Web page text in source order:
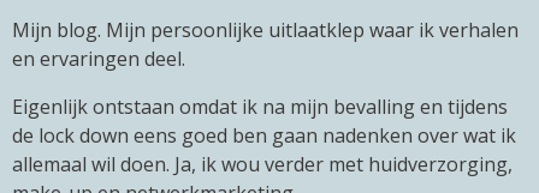
Mijn blog. Mijn persoonlijke uitlaatklep waar ik verhalen
en ervaringen deel.
Eigenlijk ontstaan omdat ik na mijn bevalling en tijdens
de lock down eens goed ben gaan nadenken over wat ik
allemaal wil doen. Ja, ik wou verder met huidverzorging,